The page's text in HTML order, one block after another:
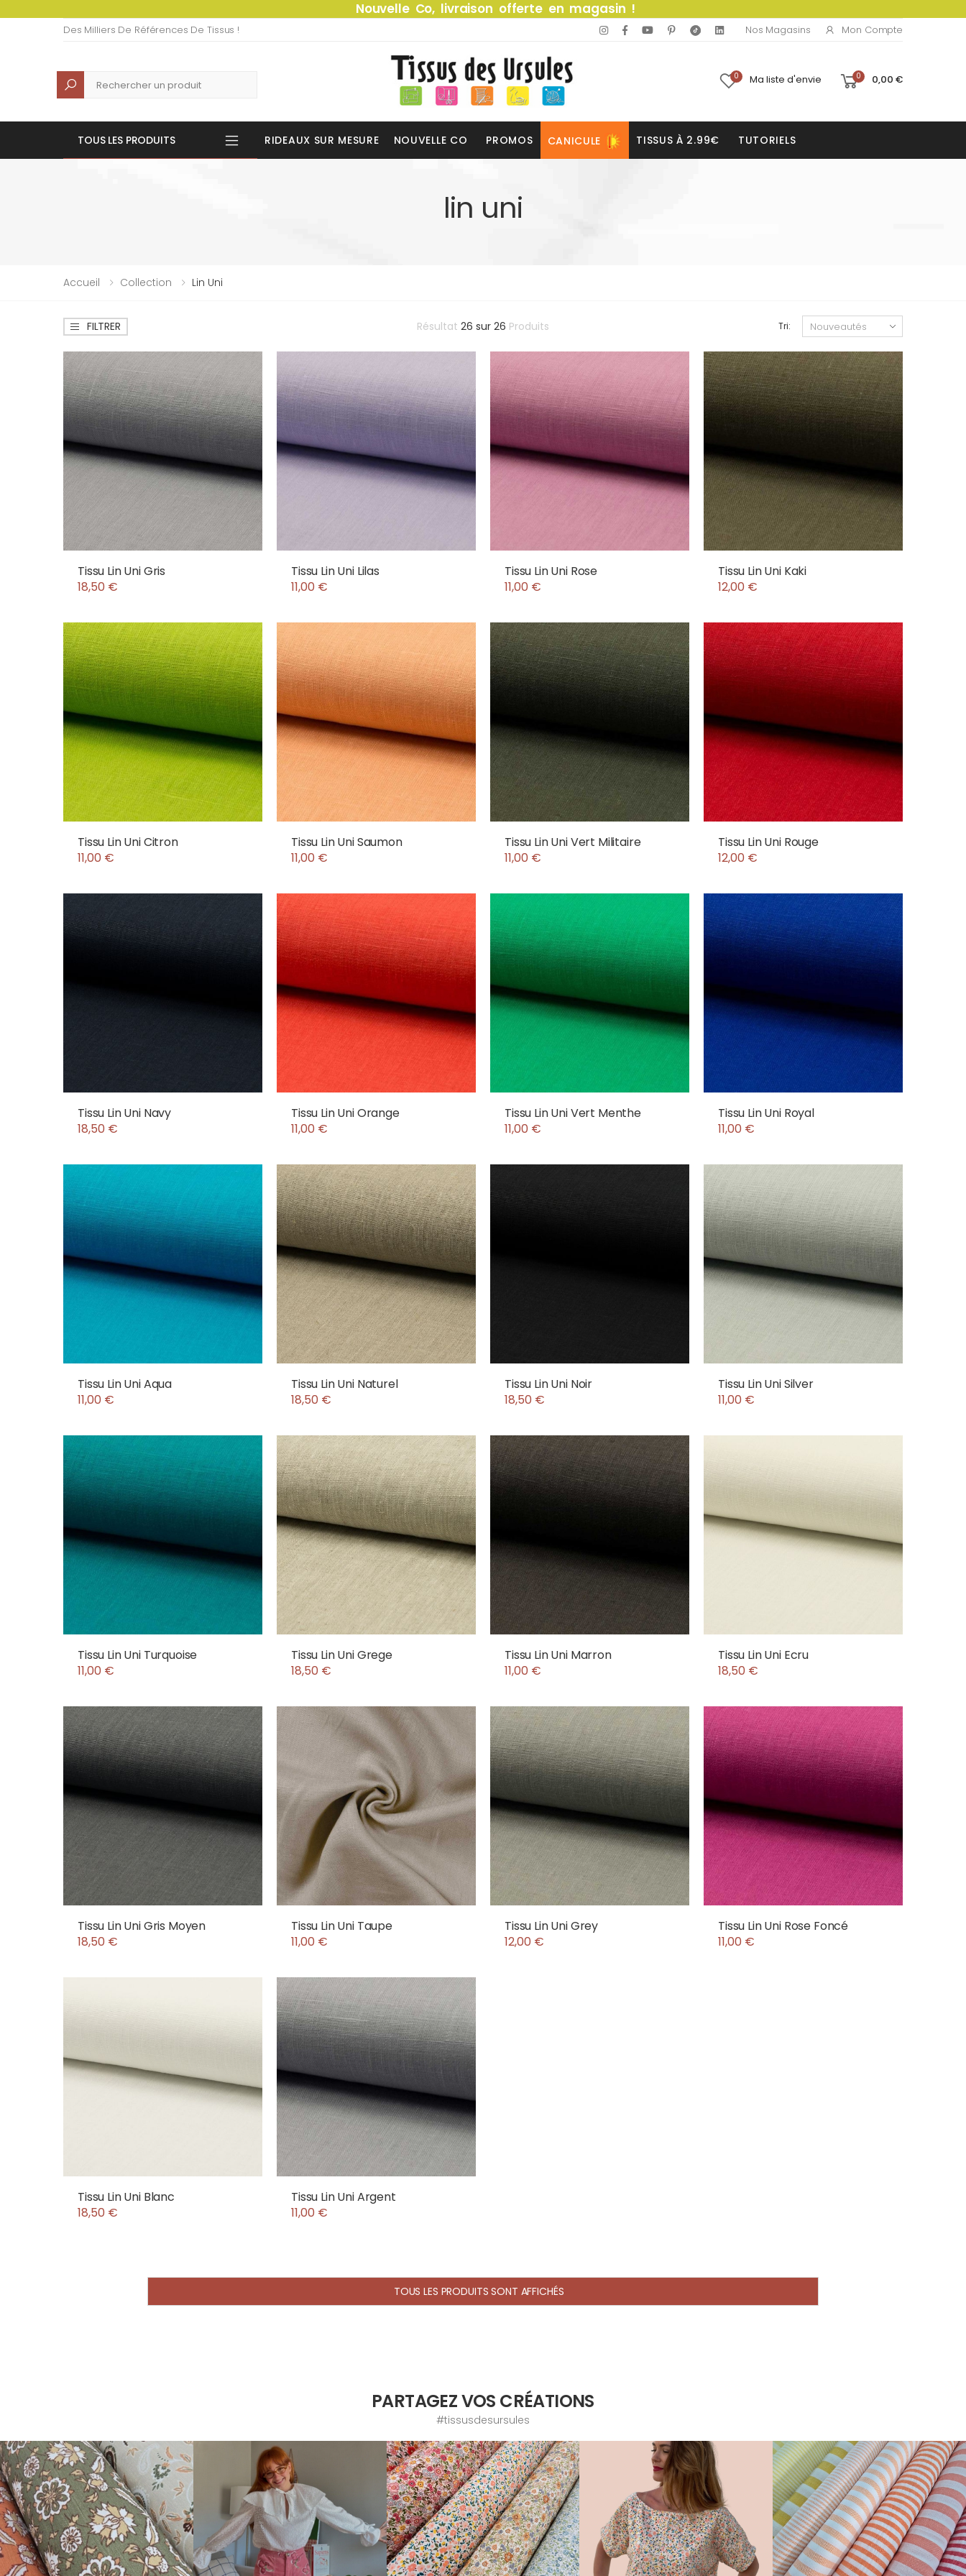
Nouvelle Co, livraison offerte en magasin !
Des Milliers De Références De Tissus ! Nos Magasins Mon Compte
Recherche 0 Ma liste d'envie 0 0,00 €
TOUS LES PRODUITS RIDEAUX SUR MESURE NOUVELLE CO PROMOS CANICULE TISSUS À 2.99€ TUTORIELS
lin uni
Accueil Collection Lin Uni
FILTRER Résultat 26 sur 26 Produits Tri:
Tissu Lin Uni Gris
18,50 €
Tissu Lin Uni Lilas
11,00 €
Tissu Lin Uni Rose
11,00 €
Tissu Lin Uni Kaki
12,00 €
Tissu Lin Uni Citron
11,00 €
Tissu Lin Uni Saumon
11,00 €
Tissu Lin Uni Vert Militaire
11,00 €
Tissu Lin Uni Rouge
12,00 €
Tissu Lin Uni Navy
18,50 €
Tissu Lin Uni Orange
11,00 €
Tissu Lin Uni Vert Menthe
11,00 €
Tissu Lin Uni Royal
11,00 €
Tissu Lin Uni Aqua
11,00 €
Tissu Lin Uni Naturel
18,50 €
Tissu Lin Uni Noir
18,50 €
Tissu Lin Uni Silver
11,00 €
Tissu Lin Uni Turquoise
11,00 €
Tissu Lin Uni Grege
18,50 €
Tissu Lin Uni Marron
11,00 €
Tissu Lin Uni Ecru
18,50 €
Tissu Lin Uni Gris Moyen
18,50 €
Tissu Lin Uni Taupe
11,00 €
Tissu Lin Uni Grey
12,00 €
Tissu Lin Uni Rose Foncé
11,00 €
Tissu Lin Uni Blanc
18,50 €
Tissu Lin Uni Argent
11,00 €
TOUS LES PRODUITS SONT AFFICHÉS
PARTAGEZ VOS CRÉATIONS
#tissusdesursules